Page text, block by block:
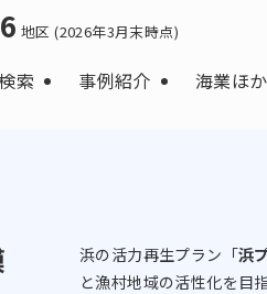
索 事例紹介 海業ほか
地区 (2026年3月末時点)
浜の活力再生プラン「浜
と漁村地域の活性化を目